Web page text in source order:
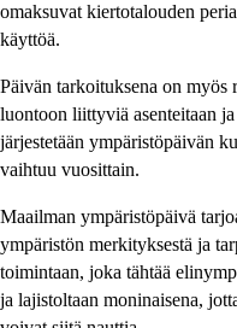
omaksuvat kiertotalouden
käyttöä.
Päivän tarkoituksena on myös
luontoon liittyviä asenteitaan
järjestetään ympäristöpäivän
vaihtuu vuosittain.
Maailman ympäristöpäivä
ympäristön merkityksestä ja
toimintaan, joka tähtää
ja lajistoltaan moninaisena,